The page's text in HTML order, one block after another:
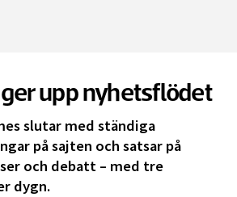
upp nyhetsflödet
slutar med ständiga
på sajten och satsar på
och debatt – med tre
dygn.